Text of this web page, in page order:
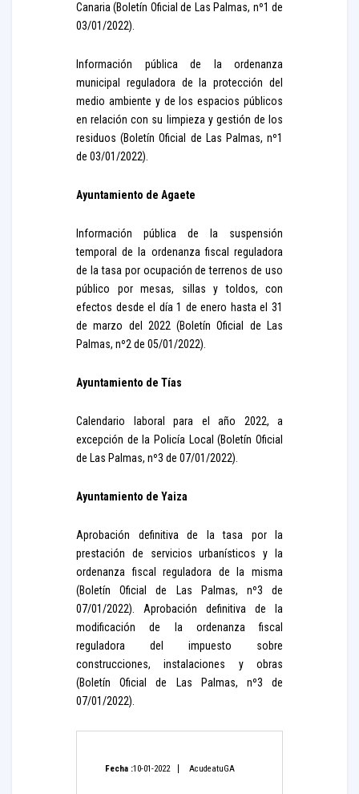
Canaria (Boletín Oficial de Las Palmas, nº1 de
03/01/2022).
Información pública de la ordenanza
municipal reguladora de la protección del
medio ambiente y de los espacios públicos
en relación con su limpieza y gestión de los
residuos (Boletín Oficial de Las Palmas, nº1
de 03/01/2022).
Ayuntamiento de Agaete
Información pública de la suspensión
temporal de la ordenanza fiscal reguladora
de la tasa por ocupación de terrenos de uso
público por mesas, sillas y toldos, con
efectos desde el día 1 de enero hasta el 31
de marzo del 2022 (Boletín Oficial de Las
Palmas, nº2 de 05/01/2022).
Ayuntamiento de Tías
Calendario laboral para el año 2022, a
excepción de la Policía Local (Boletín Oficial
de Las Palmas, nº3 de 07/01/2022).
Ayuntamiento de Yaiza
Aprobación definitiva de la tasa por la
prestación de servicios urbanísticos y la
ordenanza fiscal reguladora de la misma
(Boletín Oficial de Las Palmas, nº3 de
07/01/2022). Aprobación definitiva de la
modificación de la ordenanza fiscal
reguladora del impuesto sobre
construcciones, instalaciones y obras
(Boletín Oficial de Las Palmas, nº3 de
07/01/2022).
Fecha :10-01-2022 AcudeatuGA